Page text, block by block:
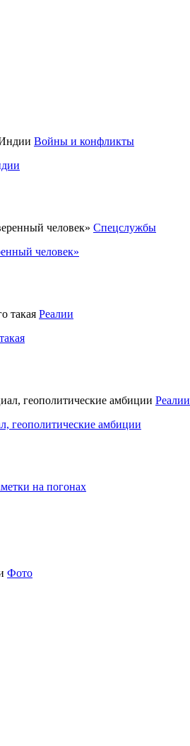
Войны и конфликты
Спецслужбы
человек»
Реалии
Реалии
геополитические амбиции
на погонах
Фото